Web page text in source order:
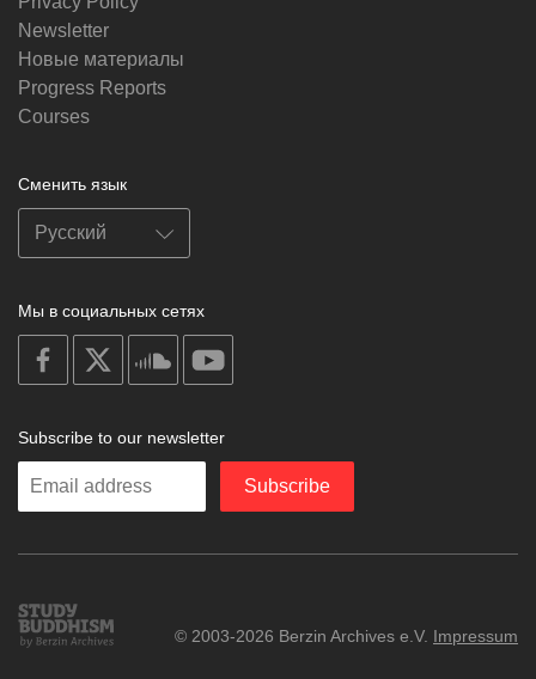
Newsletter
Новые материалы
Progress Reports
Courses
Сменить язык
Мы в социальных сетях
on
facebook
soundcloud
Subscribe to our newsletter
Enter
Subscribe
Study
Buddhism
© 2003-2026 Berzin Archives e.V. Impressum